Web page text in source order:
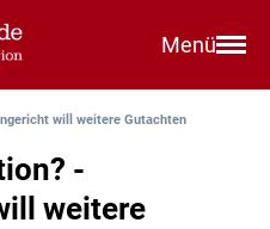
Menü
will weitere Gutachten
-
weitere